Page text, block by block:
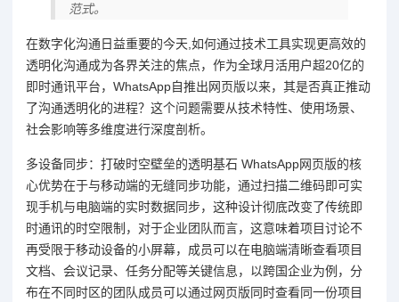
范式。
在数字化沟通日益重要的今天,如何通过技术工具实现更高效的
透明化沟通成为各界关注的焦点，作为全球月活用户超20亿的
即时通讯平台，WhatsApp自推出网页版以来，其是否真正推动
了沟通透明化的进程？这个问题需要从技术特性、使用场景、
社会影响等多维度进行深度剖析。
多设备同步：打破时空壁垒的透明基石 WhatsApp网页版的核
心优势在于与移动端的无缝同步功能，通过扫描二维码即可实
现手机与电脑端的实时数据同步，这种设计彻底改变了传统即
时通讯的时空限制，对于企业团队而言，这意味着项目讨论不
再受限于移动设备的小屏幕，成员可以在电脑端清晰查看项目
文档、会议记录、任务分配等关键信息，以跨国企业为例，分
布在不同时区的团队成员可以通过网页版同时查看同一份项目